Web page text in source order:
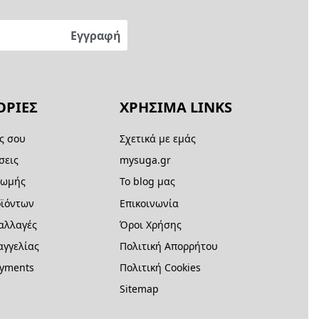
σου
ΧΡΗΣΙΜΑ LINKS
Σχετικά με εμάς
mysuga.gr
Το blog μας
Επικοινωνία
Όροι Χρήσης
Πολιτική Απορρήτου
Πολιτική Cookies
Sitemap